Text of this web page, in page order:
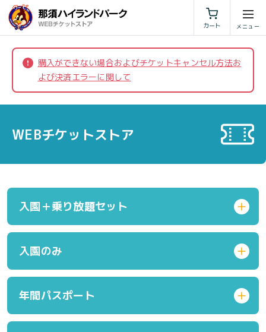
カート
利用規約 特定商取引法に基づく表示
購入ができない場合およびチケットキャンセル方法お
よび決済エラーに関して
WEBチケットストア
入園＋乗り放題セット
入園のみ
年間パスポート